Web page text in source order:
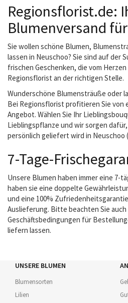
Regionsflorist.de:
Blumenversand
Sie wollen schöne Blumen,
lassen in Neuschoo? Sie sind auf der
frischen Geschenken, die vom Herzen
Regionsflorist an der richtigen Stelle.
Wunderschöne Blumensträuße oder
Bei Regionsflorist profitieren Sie von
Angebot. Wählen Sie Ihr
Lieblingspflanze und wir sorgen
persönlich geliefert wird in Neuschoo
7-Tage-
Unsere Blumen haben immer eine 7-
haben sie eine doppelte
und eine 100%
Auslieferung. Bitte beachten Sie auch
Geschäftsbedingungen für
liefern lassen.
UNSERE BLUMEN
Blumensorten
Lilien